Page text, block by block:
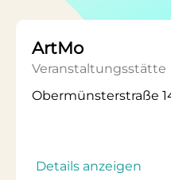
ArtMo
Veranstaltungsstätte
Obermünsterstraße
Details anzeigen